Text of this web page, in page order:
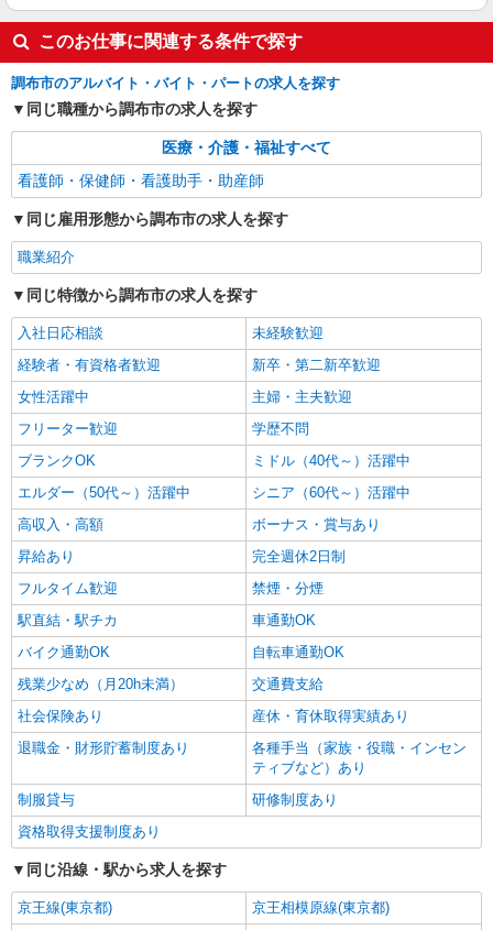
職業紹介
株式会社kotrio /●YK-S-2078081
何歳から始めても浮かない職場◎幅広い年齢層
が働く看護助手＊
時給1550円〜2312円 ＜交通費全支給(ガソリ
ン代含む)＞
調布市内≪最寄駅：調布≫
詳細を見る
職業紹介
株式会社kotrio /●YK-S-2022622
調布駅チカ≫医療現場で専門スキルを磨く看護
助手！未経験歓迎
時給1550円〜2312円 ＜交通費全支給(ガソリ
ン代含む)＞
調布市｜最寄：調布
キープ 詳細を見る
このお仕事に関連する条件で探す
調布市のアルバイト・バイト・パートの求人を探す
同じ職種から調布市の求人を探す
医療・介護・福祉すべて
看護師・保健師・看護助手・助産師
同じ雇用形態から調布市の求人を探す
職業紹介
同じ特徴から調布市の求人を探す
入社日応相談
未経験歓迎
経験者・有資格者歓迎
新卒・第二新卒歓迎
女性活躍中
主婦・主夫歓迎
フリーター歓迎
学歴不問
ブランクOK
ミドル（40代～）活躍中
エルダー（50代～）活躍中
シニア（60代～）活躍中
高収入・高額
ボーナス・賞与あり
昇給あり
完全週休2日制
フルタイム歓迎
禁煙・分煙
駅直結・駅チカ
車通勤OK
バイク通勤OK
自転車通勤OK
残業少なめ（月20h未満）
交通費支給
社会保険あり
産休・育休取得実績あり
退職金・財形貯蓄制度あり
各種手当（家族・役職・インセン
ティブなど）あり
制服貸与
研修制度あり
資格取得支援制度あり
同じ沿線・駅から求人を探す
京王線(東京都)
京王相模原線(東京都)